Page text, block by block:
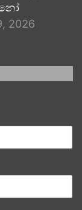
2026